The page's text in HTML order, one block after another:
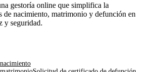
gestoría online que simplifica la
de nacimiento, matrimonio y defunción en
y seguridad.